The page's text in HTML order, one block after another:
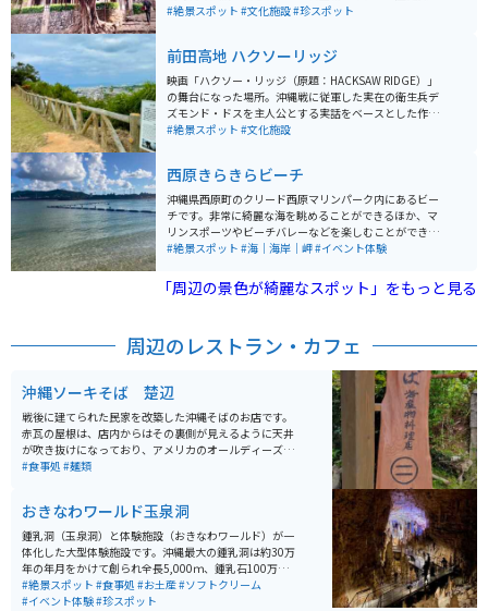
におすすめのスポット。沖縄県指定の文化財に登録され
#絶景スポット #文化施設#珍スポット
前田高地 ハクソーリッジ
映画「ハクソー・リッジ（原題：HACKSAW RIDGE）」
の舞台になった場所。沖縄戦に従軍した実在の衛生兵デ
ズモンド・ドスを主人公とする実話をベースとした作品
です。歴史探訪として外国人も多く訪問する公園になっ
#絶景スポット #文化施設
西原きらきらビーチ
沖縄県西原町のクリード西原マリンパーク内にあるビー
チです。非常に綺麗な海を眺めることができるほか、マ
リンスポーツやビーチバレーなどを楽しむことができま
す。バーベキュー場も兼ね備えられており、天気の良い
も広いため、気軽に沖縄の綺麗な海を眺めることができ
ます。
#絶景スポット #海｜海岸｜岬#イベント体験
「周辺の景色が綺麗なスポット」をもっと見る
周辺のレストラン・カフェ
沖縄ソーキそば 楚辺
戦後に建てられた民家を改築した沖縄そばのお店です。
赤瓦の屋根は、店内からはその裏側が見えるように天井
が吹き抜けになっており、アメリカのオールディーズの
BGMとシャンデリアが特徴的です。 懐かしさの中にも新
沖縄そばはもちろん、ソーキそば、てびちそば等もあり
ます。
#食事処 #麺類
おきなわワールド玉泉洞
鍾乳洞（玉泉洞）と体験施設（おきなわワールド）が一
体化した大型体験施設です。沖縄最大の鍾乳洞は約30万
年の年月をかけて創られ全長5,000ｍ、鍾乳石100万本以
上を擁し、国内最大級の規模を誇ります（一般公開は89
0ｍ）。入園チケットは大人2000千円、小人1000円(4-1
#絶景スポット #食事処 #お土産#ソフトクリーム
#イベント体験#珍スポット